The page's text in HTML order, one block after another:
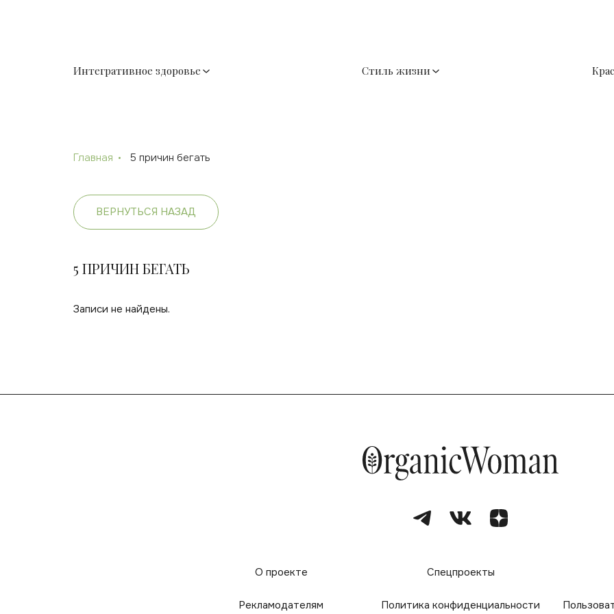
Интегративное здоровье Стиль жизни
Главная 5 причин бегать
ВЕРНУТЬСЯ НАЗАД
5 ПРИЧИН БЕГАТЬ
Записи не найдены.
О проекте Спецпроекты
Рекламодателям Политика конфиденциальности